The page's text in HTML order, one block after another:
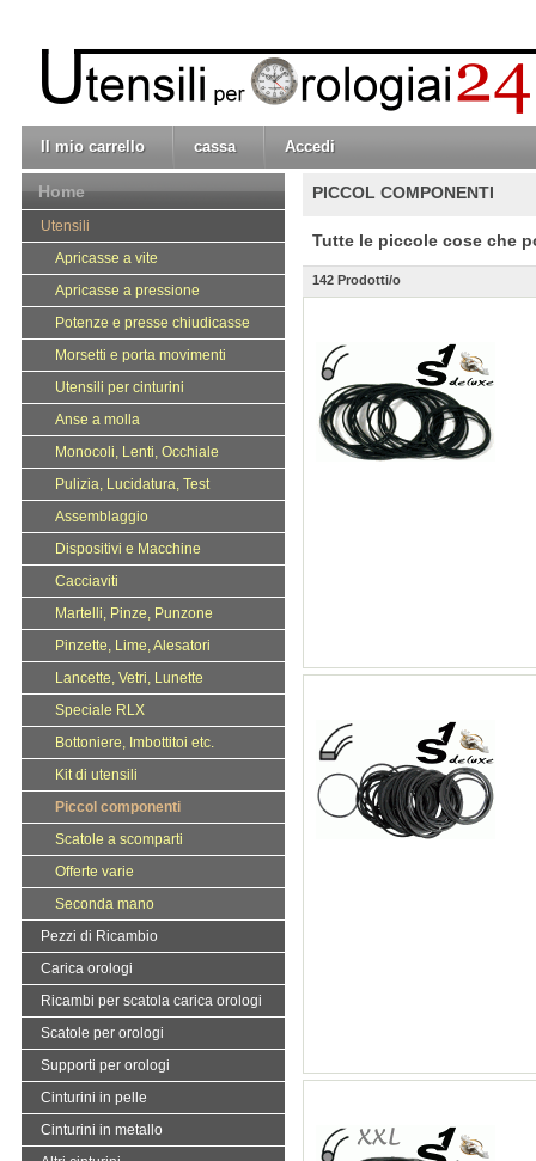
Il mio carrello cassa Accedi
PICCOL COMPONENTI
Tutte le piccole cose che
142 Prodotti/o
Home
Utensili
Apricasse a vite
Apricasse a pressione
Potenze e presse chiudicasse
Morsetti e porta movimenti
Utensili per cinturini
Anse a molla
Monocoli, Lenti, Occhiale
Pulizia, Lucidatura, Test
Assemblaggio
Dispositivi e Macchine
Cacciaviti
Martelli, Pinze, Punzone
Pinzette, Lime, Alesatori
Lancette, Vetri, Lunette
Speciale RLX
Bottoniere, Imbottitoi etc.
Kit di utensili
Piccol componenti
Scatole a scomparti
Offerte varie
Seconda mano
Pezzi di Ricambio
Carica orologi
Ricambi per scatola carica orologi
Scatole per orologi
Supporti per orologi
Cinturini in pelle
Cinturini in metallo